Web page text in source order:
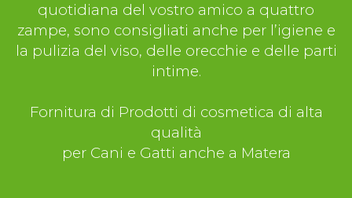
quotidiana del vostro amico a quattro
zampe, sono consigliati anche per l’igiene e
la pulizia del viso, delle orecchie e delle parti
intime.
Fornitura di Prodotti di cosmetica di alta
qualità
per Cani e Gatti anche a Matera